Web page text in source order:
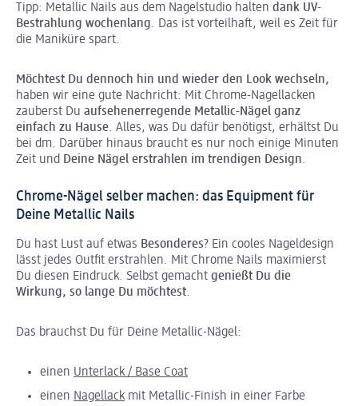
Tipp: Metallic Nails aus dem Nagelstudio halten dank UV-
Bestrahlung wochenlang. Das ist vorteilhaft, weil es Zeit für
die Maniküre spart.
Möchtest Du dennoch hin und wieder den Look wechseln,
haben wir eine gute Nachricht: Mit Chrome-Nagellacken
zauberst Du aufsehenerregende Metallic-Nägel ganz
einfach zu Hause. Alles, was Du dafür benötigst, erhältst Du
bei dm. Darüber hinaus braucht es nur noch einige Minuten
Zeit und Deine Nägel erstrahlen im trendigen Design.
Chrome-Nägel selber machen: das Equipment für
Deine Metallic Nails
Du hast Lust auf etwas Besonderes? Ein cooles Nageldesign
lässt jedes Outfit erstrahlen. Mit Chrome Nails maximierst
Du diesen Eindruck. Selbst gemacht genießt Du die
Wirkung, so lange Du möchtest.
Das brauchst Du für Deine Metallic-Nägel:
einen Unterlack / Base Coat
einen Nagellackmit Metallic-Finish in einer Farbe